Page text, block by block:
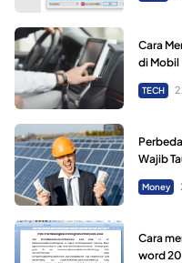
Cara
di Mobil
TECH
Wajib
Money
Cara
word